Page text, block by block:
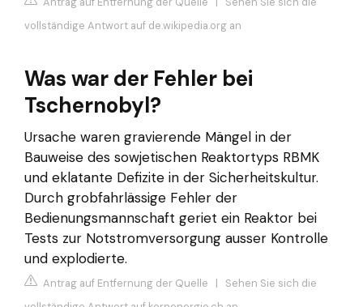
vollständige Antwort auf de.wikipedia.org an
Was war der Fehler bei
Tschernobyl?
Ursache waren gravierende Mängel in der
Bauweise des sowjetischen Reaktortyps RBMK
und eklatante Defizite in der Sicherheitskultur.
Durch grobfahrlässige Fehler der
Bedienungsmannschaft geriet ein Reaktor bei
Tests zur Notstromversorgung ausser Kontrolle
und explodierte.
Antrag auf Entfernung der Quelle | Sehen Sie sich die